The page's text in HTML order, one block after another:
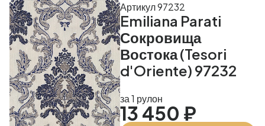
Emiliana Parati
Сокровища
Востока (Tesori
d'Oriente) 97232
Артикул 97232
за 1 рулон
13 450 ₽